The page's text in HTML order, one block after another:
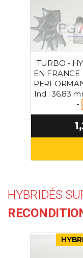
TURBO -
EN FRANCE
Ind : 36,83
-
HYBRIDÉS